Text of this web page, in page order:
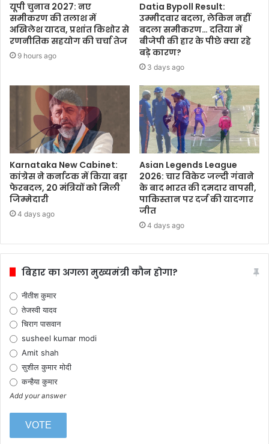
यूपी चुनाव 2027: नए
समीकरण की तलाश में
अखिलेश यादव, प्रशांत किशोर से
रणनीतिक सहयोग की चर्चा तेज
9 hours ago
Datia Bypoll Result:
उम्मीदवार बदला, लेकिन नहीं
बदला समीकरण… दतिया में
बीजेपी की हार के पीछे क्या रहे
बड़े कारण?
3 days ago
Karnataka New Cabinet:
कांग्रेस ने कर्नाटक में किया बड़ा
फेरबदल, 20 मंत्रियों को मिली
जिम्मेदारी
4 days ago
Asian Legends League
2026: चार विकेट जल्दी गंवाने
के बाद भारत की दमदार वापसी,
पाकिस्तान पर दर्ज की यादगार
जीत
4 days ago
बिहार का अगला मुख्यमंत्री कौन होगा?
नीतीश कुमार
तेजस्वी यादव
चिराग पासवान
susheel kumar modi
Amit shah
सुशील कुमार मोदी
कन्हैया कुमार
Add your answer